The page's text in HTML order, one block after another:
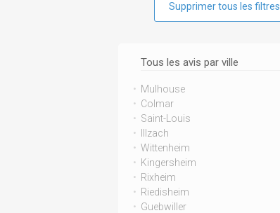
Supprimer tous les filtres
Tous les avis par ville
Mulhouse
Colmar
Saint-Louis
Illzach
Wittenheim
Kingersheim
Rixheim
Riedisheim
Guebwiller